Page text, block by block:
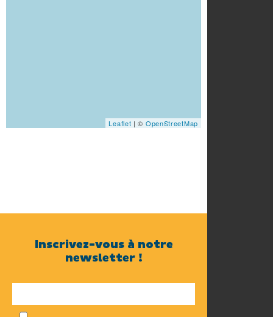
Leaflet | © OpenStreetMap
Inscrivez-vous à notre
newsletter !